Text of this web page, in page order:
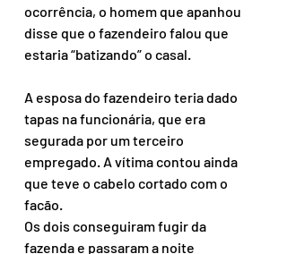
ocorrência, o homem que apanhou
disse que o fazendeiro falou que
estaria “batizando” o casal.
A esposa do fazendeiro teria dado
tapas na funcionária, que era
segurada por um terceiro
empregado. A vítima contou ainda
que teve o cabelo cortado com o
facão.
Os dois conseguiram fugir da
fazenda e passaram a noite